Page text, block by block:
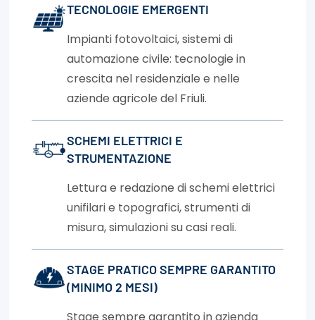
TECNOLOGIE EMERGENTI
Impianti fotovoltaici, sistemi di
automazione civile: tecnologie in
crescita nel residenziale e nelle
aziende agricole del Friuli.
SCHEMI ELETTRICI E
STRUMENTAZIONE
Lettura e redazione di schemi elettrici
unifilari e topografici, strumenti di
misura, simulazioni su casi reali.
STAGE PRATICO SEMPRE GARANTITO
(MINIMO 2 MESI)
Stage sempre garantito in azienda